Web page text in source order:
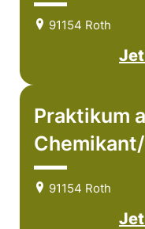
91154 Roth
Praktikum
91154 Roth